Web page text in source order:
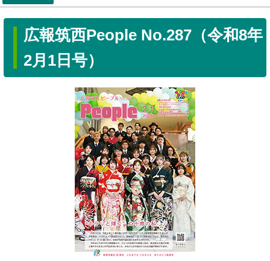
広報筑西People No.287（令和8年
2月1日号）